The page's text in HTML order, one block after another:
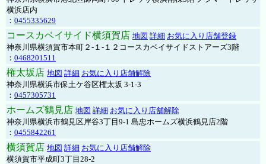
横浜店内
： 0455335629
コースカベイサイド横須賀店 地図 詳細 お気に入り店舗登録
神奈川県横須賀市本町２-１-１２コースカベイサイドストアーズ3階
： 0468201511
権太坂店 地図 詳細 お気に入り店舗解除
神奈川県横浜市保土ケ谷区権太坂 3-1-3
： 0457305731
ホームズ鶴見店 地図 詳細 お気に入り店舗解除
神奈川県横浜市鶴見区岸谷3丁目9-1 島忠ホームズ横浜鶴見店2階
： 0455842261
横須賀店 地図 詳細 お気に入り店舗解除
横須賀市平成町3丁目28-2